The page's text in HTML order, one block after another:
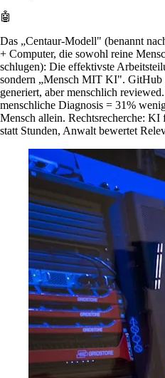
🤖
Das „Centaur-Modell" (benannt
+ Computer, die sowohl reine
schlugen): Die effektivste
sondern „Mensch MIT KI".
generiert, aber menschlich
menschliche Diagnosis = 31%
Mensch allein. Rechtsrecherche:
statt Stunden, Anwalt bewertet